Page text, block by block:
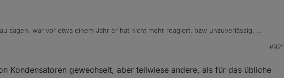
sagen, war vor etwa einem Jahr er hat nicht mehr reagiert, bzw unzuverlässig.
#921
Kondensatoren gewechselt, aber teilwiese andere, als für das übliche